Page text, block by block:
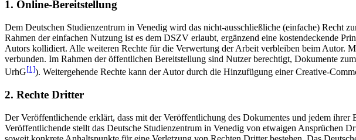
1. Online-Bereitstellung
Dem Deutschen Studienzentrum in Venedig wird das nicht-ausschließliche (einfache) Recht
Rahmen der einfachen Nutzung ist es dem DSZV erlaubt, ergänzend eine kostendeckende
Autors kollidiert. Alle weiteren Rechte für die Verwertung der Arbeit verbleiben beim Autor.
verbunden. Im Rahmen der öffentlichen Bereitstellung sind Nutzer berechtigt, Dokumente
UrhG[1]). Weitergehende Rechte kann der Autor durch die Hinzufügung einer Creative-
2. Rechte Dritter
Der Veröffentlichende erklärt, dass mit der Veröffentlichung des Dokumentes und jedem
Veröffentlichende stellt das Deutsche Studienzentrum in Venedig von etwaigen Ansprüchen